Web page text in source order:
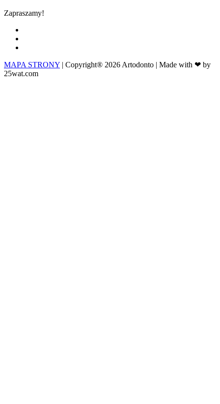
Zapraszamy!
MAPA STRONY | Copyright® 2026 Artodonto | Made with ❤ by
25wat.com